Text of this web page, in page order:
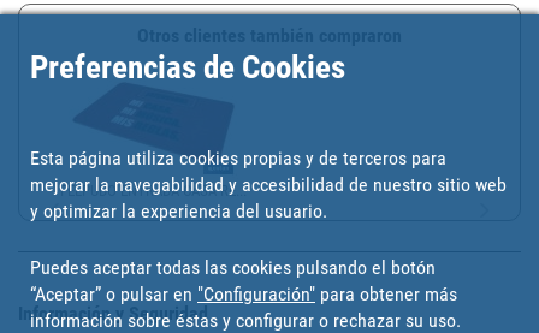
FELPUDO ENTRADA CASA RE...
Información y Seguridad
Preferencias de Cookies
Esta página utiliza cookies propias y de terceros para
mejorar la navegabilidad y accesibilidad de nuestro sitio web
y optimizar la experiencia del usuario.
Puedes aceptar todas las cookies pulsando el botón
“Aceptar” o pulsar en "Configuración" para obtener más
información sobre éstas y configurar o rechazar su uso.